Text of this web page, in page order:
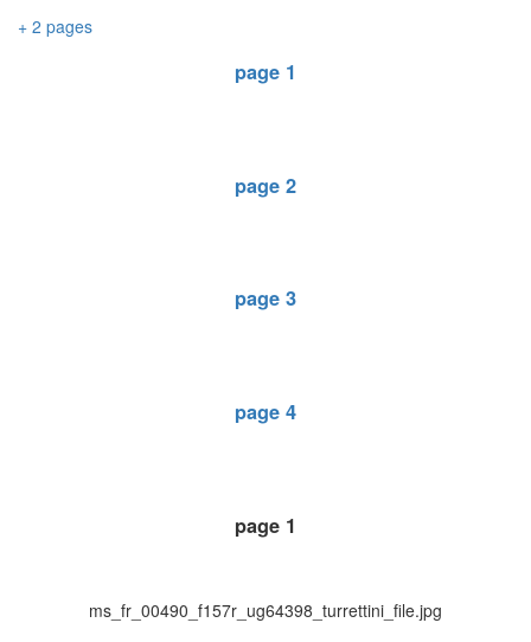
+ 2 pages
page 1
page 2
page 3
page 4
page 1
ms_fr_00490_f157r_ug64398_turrettini_file.jpg